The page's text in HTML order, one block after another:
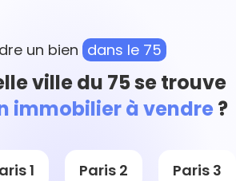
un bien dans le 75
ville du 75 se trouve
immobilier à vendre ?
1 Paris 2 Paris 3